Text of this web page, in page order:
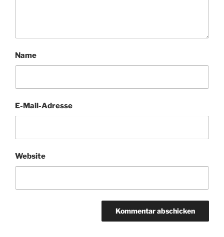
Name
E-Mail-Adresse
Website